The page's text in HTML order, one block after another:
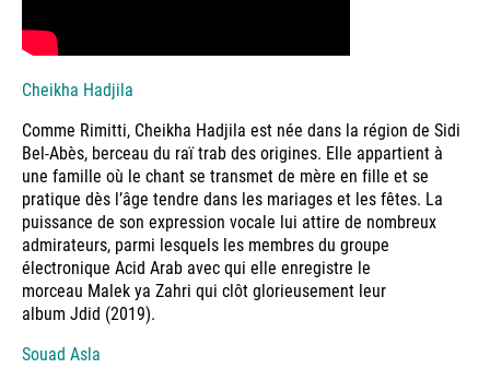
Cheikha Hadjila
Comme Rimitti, Cheikha Hadjila est née dans la région de Sidi
Bel-Abès, berceau du raï trab des origines. Elle appartient à
une famille où le chant se transmet de mère en fille et se
pratique dès l’âge tendre dans les mariages et les fêtes. La
puissance de son expression vocale lui attire de nombreux
admirateurs, parmi lesquels les membres du groupe
électronique Acid Arab avec qui elle enregistre le
morceau Malek ya Zahri qui clôt glorieusement leur
album Jdid (2019).
Souad Asla